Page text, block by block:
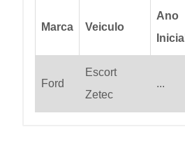
Marca Veiculo
Ano
Inicial
Ford
Escort
Zetec
...